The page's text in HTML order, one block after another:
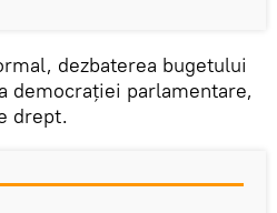
dezbaterea bugetului
democrației parlamentare,
drept.